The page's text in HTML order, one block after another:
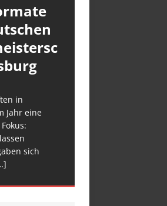
in
Jahr eine
sich